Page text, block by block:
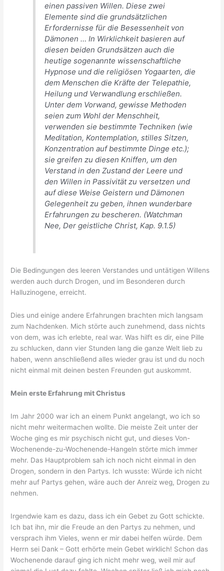
einen passiven Willen. Diese zwei
Elemente sind die grundsätzlichen
Erfordernisse für die Besessenheit von
Dämonen … In Wirklichkeit basieren auf
diesen beiden Grundsätzen auch die
heutige sogenannte wissenschaftliche
Hypnose und die religiösen Yogaarten, die
dem Menschen die Kräfte der Telepathie,
Heilung und Verwandlung erschließen.
Unter dem Vorwand, gewisse Methoden
seien zum Wohl der Menschheit,
verwenden sie bestimmte Techniken (wie
Meditation, Kontemplation, stilles Sitzen,
Konzentration auf bestimmte Dinge etc.);
sie greifen zu diesen Kniffen, um den
Verstand in den Zustand der Leere und
den Willen in Passivität zu versetzen und
auf diese Weise Geistern und Dämonen
Gelegenheit zu geben, ihnen wunderbare
Erfahrungen zu bescheren. (Watchman
Nee,Der geistliche Christ, Kap. 9.1.5)
Die Bedingungen des leeren Verstandes und untätigen Willens
werden auch durch Drogen, und im Besonderen durch
Halluzinogene, erreicht.
Dies und einige andere Erfahrungen brachten mich langsam
zum Nachdenken. Mich störte auch zunehmend, dass nichts
von dem, was ich erlebte, real war. Was hilft es dir, eine Pille
zu schlucken, dann vier Stunden lang die ganze Welt lieb zu
haben, wenn anschließend alles wieder grau ist und du noch
nicht einmal mit deinen besten Freunden gut auskommt.
Mein erste Erfahrung mit Christus
Im Jahr 2000 war ich an einem Punkt angelangt, wo ich so
nicht mehr weitermachen wollte. Die meiste Zeit unter der
Woche ging es mir psychisch nicht gut, und dieses Von-
Wochenende-zu-Wochenende-Hangeln störte mich immer
mehr. Das Hauptproblem sah ich noch nicht einmal in den
Drogen, sondern in den Partys. Ich wusste: Würde ich nicht
mehr auf Partys gehen, wäre auch der Anreiz weg, Drogen zu
nehmen.
Irgendwie kam es dazu, dass ich ein Gebet zu Gott schickte.
Ich bat ihn, mir die Freude an den Partys zu nehmen, und
versprach ihm Vieles, wenn er mir dabei helfen würde. Dem
Herrn sei Dank – Gott erhörte mein Gebet wirklich! Schon das
Wochenende darauf ging ich nicht mehr weg, weil mir auf